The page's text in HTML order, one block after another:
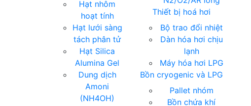
Hạt nhôm
hoạt tính
Hạt lưới sàng
tách phân tử
Hạt Silica
Alumina Gel
Dung dịch
Amoni
(NH4OH)
Thiết bị hoá hơi
Bộ trao đổi nhiệt
Dàn hóa hơi chịu
lạnh
Máy hóa hơi LPG
Bồn cryogenic và LPG
Pallet nhóm
Bồn chứa khí